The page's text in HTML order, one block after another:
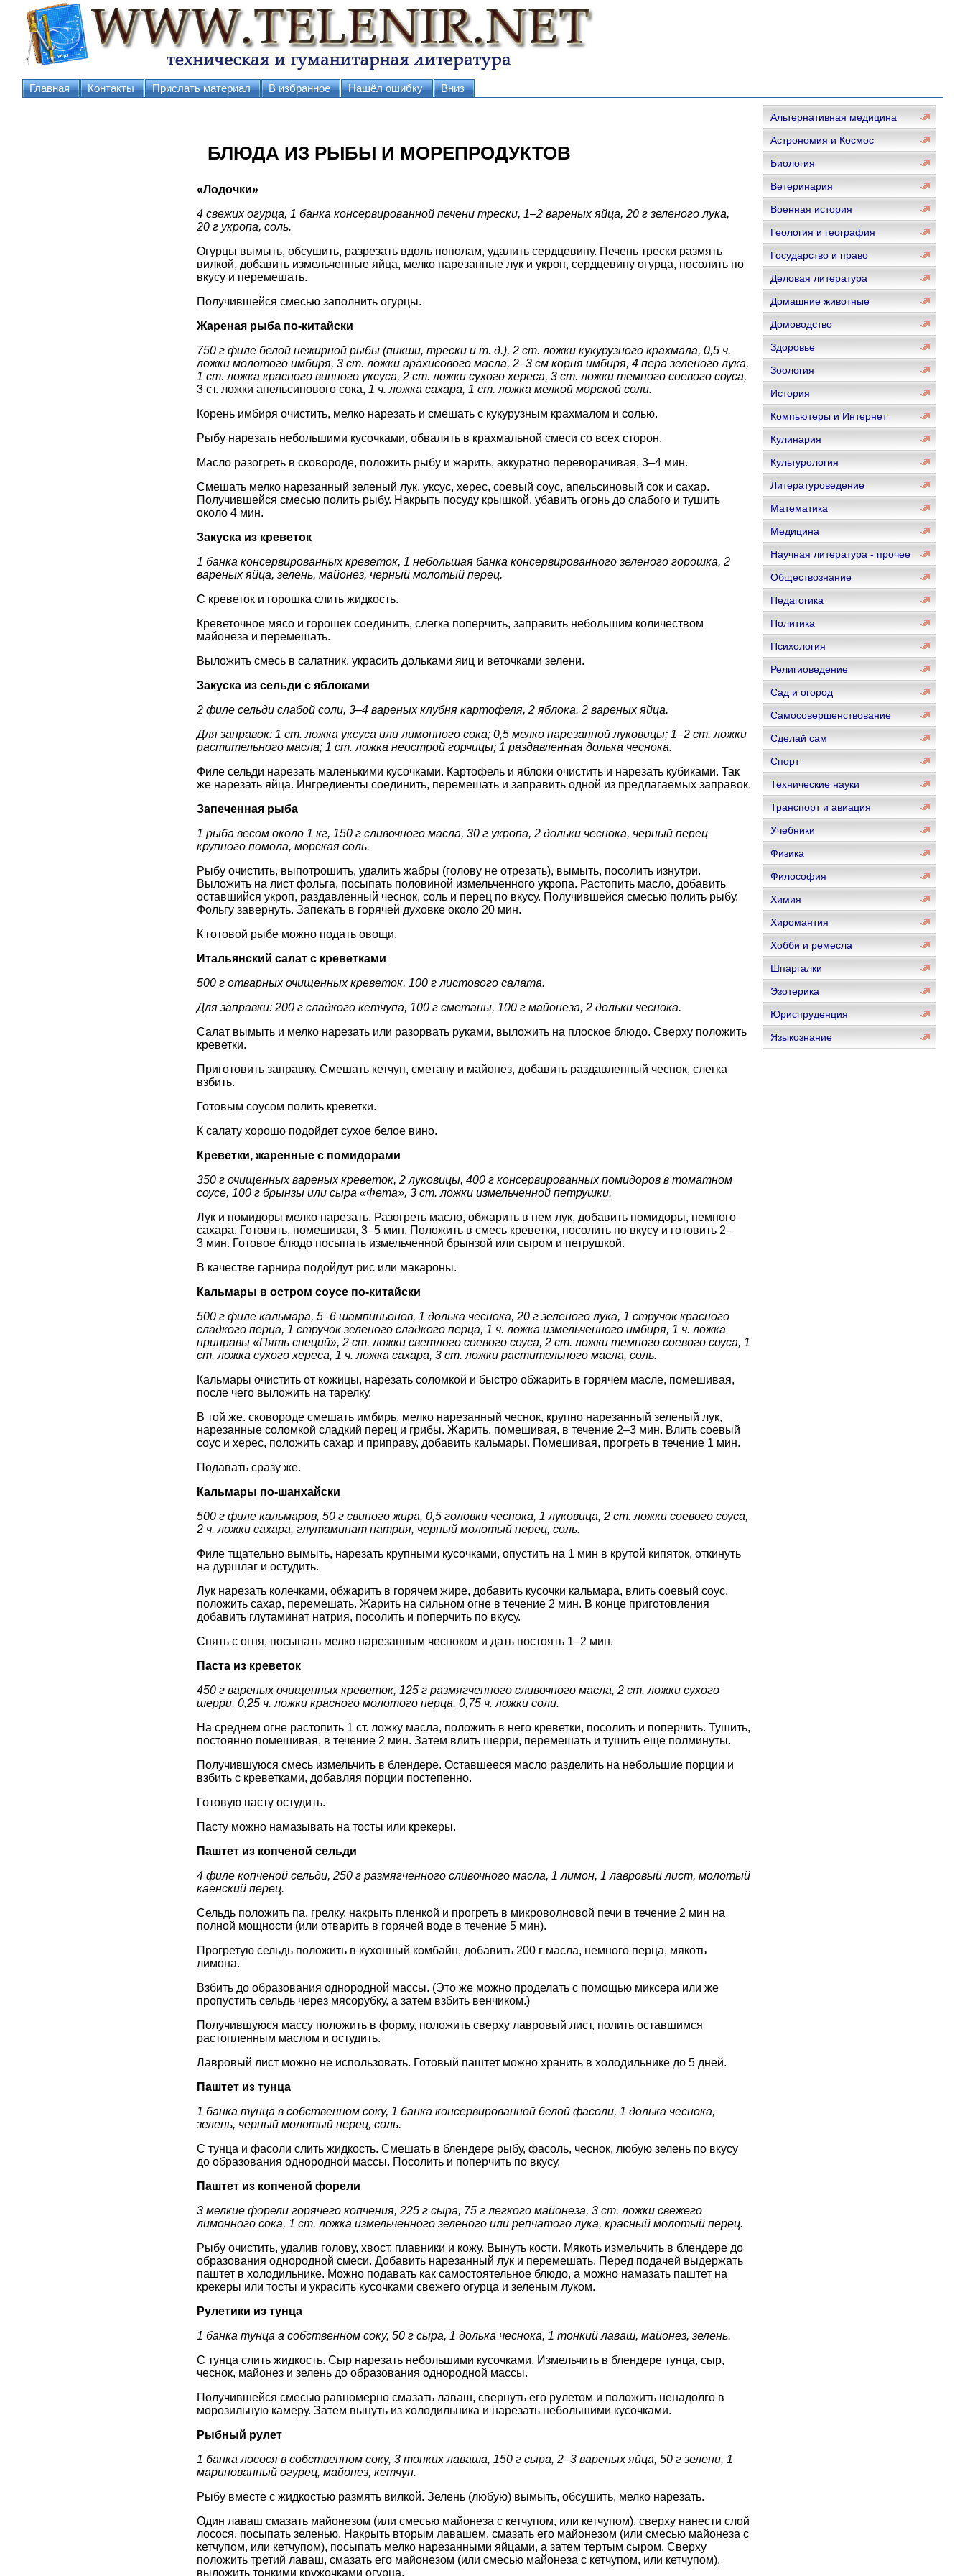
Главная Контакты Прислать материал В избранное Нашёл ошибку Вниз
БЛЮДА ИЗ РЫБЫ И МОРЕПРОДУКТОВ
«Лодочки»
4 свежих огурца, 1 банка консервированной печени трески, 1–2 вареных яйца, 20 г зеленого лука,
20 г укропа, соль.
Огурцы вымыть, обсушить, разрезать вдоль пополам, удалить сердцевину. Печень трески размять
вилкой, добавить измельченные яйца, мелко нарезанные лук и укроп, сердцевину огурца, посолить по
вкусу и перемешать.
Получившейся смесью заполнить огурцы.
Жареная рыба по-китайски
750 г филе белой нежирной рыбы (пикши, трески и т. д.), 2 ст. ложки кукурузного крахмала, 0,5 ч.
ложки молотого имбиря, 3 cm. ложки арахисового масла, 2–3 см корня имбиря, 4 пера зеленого лука,
1 ст. ложка красного винного уксуса, 2 ст. ложки сухого хереса, 3 ст. ложки темного соевого соуса,
3 ст. ложки апельсинового сока, 1 ч. ложка сахара, 1 ст. ложка мелкой морской соли.
Корень имбиря очистить, мелко нарезать и смешать с кукурузным крахмалом и солью.
Рыбу нарезать небольшими кусочками, обвалять в крахмальной смеси со всех сторон.
Масло разогреть в сковороде, положить рыбу и жарить, аккуратно переворачивая, 3–4 мин.
Смешать мелко нарезанный зеленый лук, уксус, херес, соевый соус, апельсиновый сок и сахар.
Получившейся смесью полить рыбу. Накрыть посуду крышкой, убавить огонь до слабого и тушить
около 4 мин.
Закуска из креветок
1 банка консервированных креветок, 1 небольшая банка консервированного зеленого горошка, 2
вареных яйца, зелень, майонез, черный молотый перец.
С креветок и горошка слить жидкость.
Креветочное мясо и горошек соединить, слегка поперчить, заправить небольшим количеством
майонеза и перемешать.
Выложить смесь в салатник, украсить дольками яиц и веточками зелени.
Закуска из сельди с яблоками
2 филе сельди слабой соли, 3–4 вареных клубня картофеля, 2 яблока. 2 вареных яйца.
Для заправок: 1 ст. ложка уксуса или лимонного сока; 0,5 мелко нарезанной луковицы; 1–2 ст. ложки
растительного масла; 1 ст. ложка неострой горчицы; 1 раздавленная долька чеснока.
Филе сельди нарезать маленькими кусочками. Картофель и яблоки очистить и нарезать кубиками. Так
же нарезать яйца. Ингредиенты соединить, перемешать и заправить одной из предлагаемых заправок.
Запеченная рыба
1 рыба весом около 1 кг, 150 г сливочного масла, 30 г укропа, 2 дольки чеснока, черный перец
крупного помола, морская соль.
Рыбу очистить, выпотрошить, удалить жабры (голову не отрезать), вымыть, посолить изнутри.
Выложить на лист фольга, посыпать половиной измельченного укропа. Растопить масло, добавить
оставшийся укроп, раздавленный чеснок, соль и перец по вкусу. Получившейся смесью полить рыбу.
Фольгу завернуть. Запекать в горячей духовке около 20 мин.
К готовой рыбе можно подать овощи.
Итальянский салат с креветками
500 г отварных очищенных креветок, 100 г листового салата.
Для заправки: 200 г сладкого кетчупа, 100 г сметаны, 100 г майонеза, 2 дольки чеснока.
Салат вымыть и мелко нарезать или разорвать руками, выложить на плоское блюдо. Сверху положить
креветки.
Приготовить заправку. Смешать кетчуп, сметану и майонез, добавить раздавленный чеснок, слегка
взбить.
Готовым соусом полить креветки.
К салату хорошо подойдет сухое белое вино.
Креветки, жаренные с помидорами
350 г очищенных вареных креветок, 2 луковицы, 400 г консервированных помидоров в томатном
соусе, 100 г брынзы или сыра «Фета», 3 ст. ложки измельченной петрушки.
Лук и помидоры мелко нарезать. Разогреть масло, обжарить в нем лук, добавить помидоры, немного
сахара. Готовить, помешивая, 3–5 мин. Положить в смесь креветки, посолить по вкусу и готовить 2–
3 мин. Готовое блюдо посыпать измельченной брынзой или сыром и петрушкой.
В качестве гарнира подойдут рис или макароны.
Кальмары в остром соусе по-китайски
500 г филе кальмара, 5–6 шампиньонов, 1 долька чеснока, 20 г зеленого лука, 1 стручок красного
сладкого перца, 1 стручок зеленого сладкого перца, 1 ч. ложка измельченного имбиря, 1 ч. ложка
приправы «Пять специй», 2 ст. ложки светлого соевого соуса, 2 ст. ложки темного соевого соуса, 1
ст. ложка сухого хереса, 1 ч. ложка сахара, 3 ст. ложки растительного масла, соль.
Кальмары очистить от кожицы, нарезать соломкой и быстро обжарить в горячем масле, помешивая,
после чего выложить на тарелку.
В той же. сковороде смешать имбирь, мелко нарезанный чеснок, крупно нарезанный зеленый лук,
нарезанные соломкой сладкий перец и грибы. Жарить, помешивая, в течение 2–3 мин. Влить соевый
соус и херес, положить сахар и приправу, добавить кальмары. Помешивая, прогреть в течение 1 мин.
Подавать сразу же.
Кальмары по-шанхайски
500 г филе кальмаров, 50 г свиного жира, 0,5 головки чеснока, 1 луковица, 2 ст. ложки соевого соуса,
2 ч. ложки сахара, глутаминат натрия, черный молотый перец, соль.
Филе тщательно вымыть, нарезать крупными кусочками, опустить на 1 мин в крутой кипяток, откинуть
на дуршлаг и остудить.
Лук нарезать колечками, обжарить в горячем жире, добавить кусочки кальмара, влить соевый соус,
положить сахар, перемешать. Жарить на сильном огне в течение 2 мин. В конце приготовления
добавить глутаминат натрия, посолить и поперчить по вкусу.
Снять с огня, посыпать мелко нарезанным чесноком и дать постоять 1–2 мин.
Паста из креветок
450 г вареных очищенных креветок, 125 г размягченного сливочного масла, 2 ст. ложки сухого
шерри, 0,25 ч. ложки красного молотого перца, 0,75 ч. ложки соли.
На среднем огне растопить 1 ст. ложку масла, положить в него креветки, посолить и поперчить. Тушить,
постоянно помешивая, в течение 2 мин. Затем влить шерри, перемешать и тушить еще полминуты.
Получившуюся смесь измельчить в блендере. Оставшееся масло разделить на небольшие порции и
взбить с креветками, добавляя порции постепенно.
Готовую пасту остудить.
Пасту можно намазывать на тосты или крекеры.
Паштет из копченой сельди
4 филе копченой сельди, 250 г размягченного сливочного масла, 1 лимон, 1 лавровый лист, молотый
каенский перец.
Сельдь положить па. грелку, накрыть пленкой и прогреть в микроволновой печи в течение 2 мин на
полной мощности (или отварить в горячей воде в течение 5 мин).
Прогретую сельдь положить в кухонный комбайн, добавить 200 г масла, немного перца, мякоть
лимона.
Взбить до образования однородной массы. (Это же можно проделать с помощью миксера или же
пропустить сельдь через мясорубку, а затем взбить венчиком.)
Получившуюся массу положить в форму, положить сверху лавровый лист, полить оставшимся
растопленным маслом и остудить.
Лавровый лист можно не использовать. Готовый паштет можно хранить в холодильнике до 5 дней.
Паштет из тунца
1 банка тунца в собственном соку, 1 банка консервированной белой фасоли, 1 долька чеснока,
зелень, черный молотый перец, соль.
С тунца и фасоли слить жидкость. Смешать в блендере рыбу, фасоль, чеснок, любую зелень по вкусу
до образования однородной массы. Посолить и поперчить по вкусу.
Паштет из копченой форели
3 мелкие форели горячего копчения, 225 г сыра, 75 г легкого майонеза, 3 ст. ложки свежего
лимонного сока, 1 ст. ложка измельченного зеленого или репчатого лука, красный молотый перец.
Рыбу очистить, удалив голову, хвост, плавники и кожу. Вынуть кости. Мякоть измельчить в блендере до
образования однородной смеси. Добавить нарезанный лук и перемешать. Перед подачей выдержать
паштет в холодильнике. Можно подавать как самостоятельное блюдо, а можно намазать паштет на
крекеры или тосты и украсить кусочками свежего огурца и зеленым луком.
Рулетики из тунца
1 банка тунца а собственном соку, 50 г сыра, 1 долька чеснока, 1 тонкий лаваш, майонез, зелень.
С тунца слить жидкость. Сыр нарезать небольшими кусочками. Измельчить в блендере тунца, сыр,
чеснок, майонез и зелень до образования однородной массы.
Получившейся смесью равномерно смазать лаваш, свернуть его рулетом и положить ненадолго в
морозильную камеру. Затем вынуть из холодильника и нарезать небольшими кусочками.
Рыбный рулет
1 банка лосося в собственном соку, 3 тонких лаваша, 150 г сыра, 2–3 вареных яйца, 50 г зелени, 1
маринованный огурец, майонез, кетчуп.
Рыбу вместе с жидкостью размять вилкой. Зелень (любую) вымыть, обсушить, мелко нарезать.
Один лаваш смазать майонезом (или смесью майонеза с кетчупом, или кетчупом), сверху нанести слой
лосося, посыпать зеленью. Накрыть вторым лавашем, смазать его майонезом (или смесью майонеза с
кетчупом, или кетчупом), посыпать мелко нарезанными яйцами, а затем тертым сыром. Сверху
положить третий лаваш, смазать его майонезом (или смесью майонеза с кетчупом, или кетчупом),
выложить тонкими кружочками огурца.
Альтернативная медицина
Астрономия и Космос
Биология
Ветеринария
Военная история
Геология и география
Государство и право
Деловая литература
Домашние животные
Домоводство
Здоровье
Зоология
История
Компьютеры и Интернет
Кулинария
Культурология
Литературоведение
Математика
Медицина
Научная литература - прочее
Обществознание
Педагогика
Политика
Психология
Религиоведение
Сад и огород
Самосовершенствование
Сделай сам
Спорт
Технические науки
Транспорт и авиация
Учебники
Физика
Философия
Химия
Хиромантия
Хобби и ремесла
Шпаргалки
Эзотерика
Юриспруденция
Языкознание